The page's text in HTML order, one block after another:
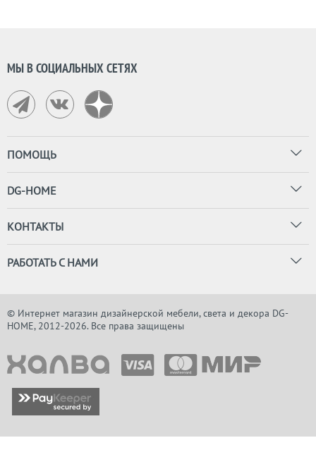
МЫ В СОЦИАЛЬНЫХ СЕТЯХ
ПОМОЩЬ
DG-HOME
КОНТАКТЫ
РАБОТАТЬ С НАМИ
© Интернет магазин дизайнерской мебели, света и декора DG-
HOME, 2012-2026. Все права защищены